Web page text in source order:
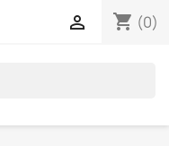
shopping_cart (0)
